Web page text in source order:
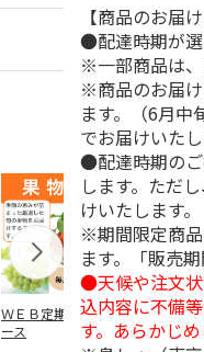
ＷＥＢ定期便果物コ
ース
ビッグマ
ン ２個
【商品のお届
●配達時期が選
※一部商品は、
※商品のお届
ます。（6月
でお届けいたし
●配達時期の
します。ただ
けいたします。
※期間限定商
ます。「販売
●天候や注文状
込内容に不備
す。あらかじ